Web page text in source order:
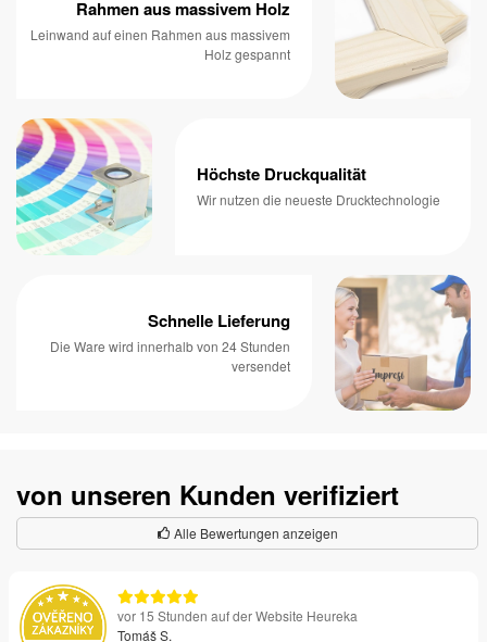
Rahmen aus massivem Holz
Leinwand auf einen Rahmen aus massivem
Holz gespannt
Höchste Druckqualität
Wir nutzen die neueste Drucktechnologie
Schnelle Lieferung
Die Ware wird innerhalb von 24 Stunden
versendet
von unseren Kunden verifiziert
Alle Bewertungen anzeigen
vor 15 Stunden auf der Website Heureka
Tomáš S.